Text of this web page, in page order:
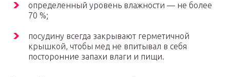
определенный уровень влажности — не более
70 %;
посудину всегда закрывают герметичной
крышкой, чтобы мед не впитывал в себя
посторонние запахи влаги и пищи.